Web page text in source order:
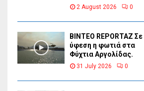
2 August 2026 0
BINTEO REPORTAZ Σε
ύφεση η φωτιά στα
Φύχτια Αργολίδας.
31 July 2026 0